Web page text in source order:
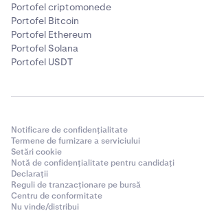
Portofel criptomonede
Portofel Bitcoin
Portofel Ethereum
Portofel Solana
Portofel USDT
Notificare de confidențialitate
Termene de furnizare a serviciului
Setări cookie
Notă de confidențialitate pentru candidați
Declarații
Reguli de tranzacționare pe bursă
Centru de conformitate
Nu vinde/distribui